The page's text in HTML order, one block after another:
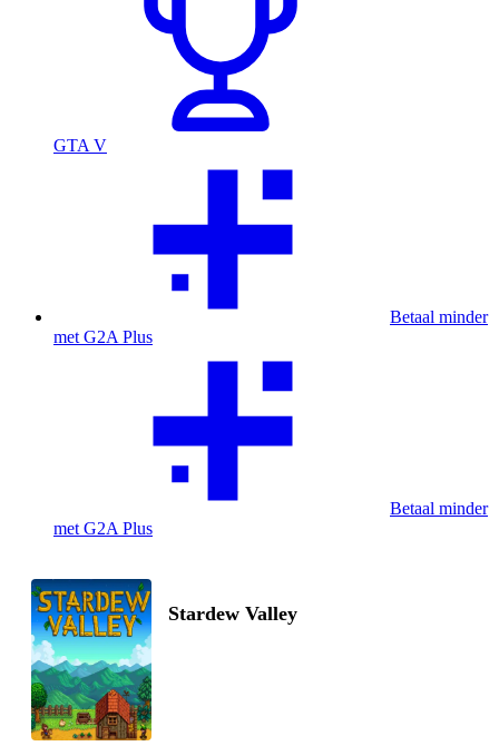
GTA V
Betaal minder
met G2A Plus
Betaal minder
met G2A Plus
Stardew Valley